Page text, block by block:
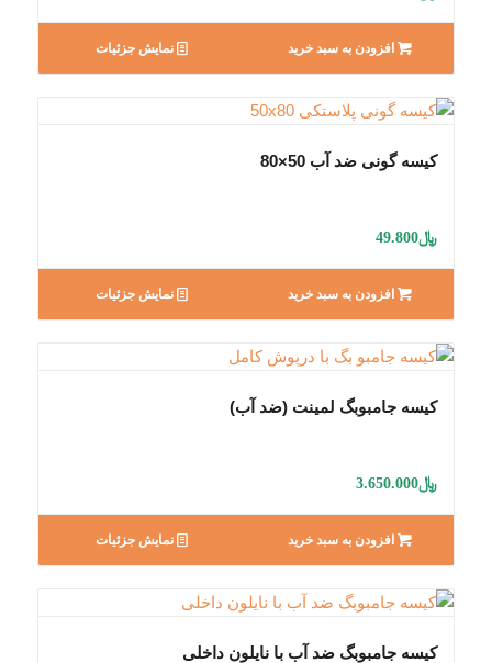
افزودن به سبد خرید نمایش جزئیات
کیسه گونی ضد آب 50×80
﷼49.800
افزودن به سبد خرید نمایش جزئیات
کیسه جامبوبگ لمینت (ضد آب)
﷼3.650.000
افزودن به سبد خرید نمایش جزئیات
کیسه جامبوبگ ضد آب با نایلون داخلی